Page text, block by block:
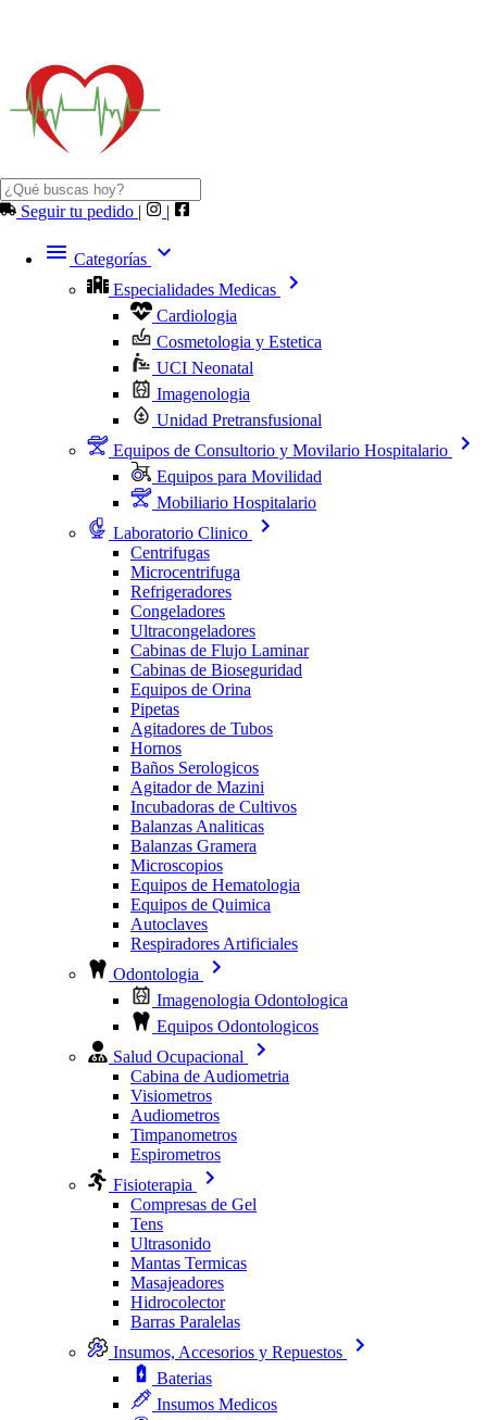
Seguir tu pedido | |
Categorías
Especialidades Medicas
Cardiologia
Cosmetologia y Estetica
UCI Neonatal
Imagenologia
Unidad Pretransfusional
Equipos de Consultorio y Movilario Hospitalario
Equipos para Movilidad
Mobiliario Hospitalario
Laboratorio Clinico
Centrifugas
Microcentrifuga
Refrigeradores
Congeladores
Ultracongeladores
Cabinas de Flujo Laminar
Cabinas de Bioseguridad
Equipos de Orina
Pipetas
Agitadores de Tubos
Hornos
Baños Serologicos
Agitador de Mazini
Incubadoras de Cultivos
Balanzas Analiticas
Balanzas Gramera
Microscopios
Equipos de Hematologia
Equipos de Quimica
Autoclaves
Respiradores Artificiales
Odontologia
Imagenologia Odontologica
Equipos Odontologicos
Salud Ocupacional
Cabina de Audiometria
Visiometros
Audiometros
Timpanometros
Espirometros
Fisioterapia
Compresas de Gel
Tens
Ultrasonido
Mantas Termicas
Masajeadores
Hidrocolector
Barras Paralelas
Insumos, Accesorios y Repuestos
Baterias
Insumos Medicos